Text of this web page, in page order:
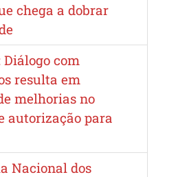
chega a dobrar
Diálogo com
resulta em
melhorias no
autorização para
Nacional dos